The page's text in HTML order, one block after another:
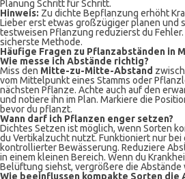
Planung Schritt für Schritt.
Hinweis: Zu dichte Bepflanzung erhöht
Lieber erst etwas großzügiger planen und
testweisen Pflanzung reduzierst du Fehler.
sicherste Methode.
Häufige Fragen zu Pflanzabständen in
Wie messe ich Abstände richtig?
Miss den Mitte-zu-Mitte-Abstand
vom Mittelpunkt eines Stamms oder
nächsten Pflanze. Achte auch auf den
und notiere ihn im Plan. Markiere die
bevor du pflanzt.
Wann darf ich Pflanzen enger setzen?
Dichtes Setzen ist möglich, wenn Sorten
du Vertikalzucht nutzt. Funktioniert nur
kontrollierter Bewässerung. Reduziere
in einem kleinen Bereich. Wenn du
Belüftung siehst, vergrößere die Abstände
Wie beeinflussen kompakte Sorten die